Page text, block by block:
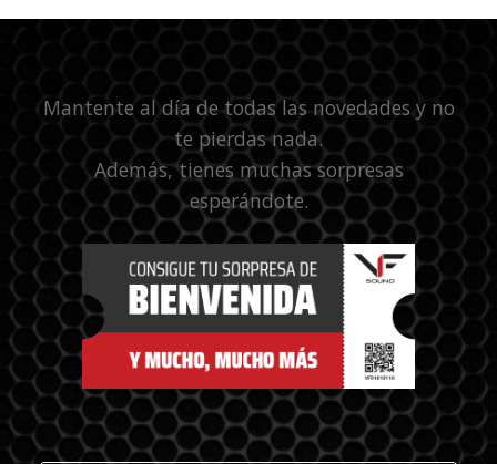
Mantente al día de todas las novedades y no
te pierdas nada.
Además, tienes muchas sorpresas
esperándote.